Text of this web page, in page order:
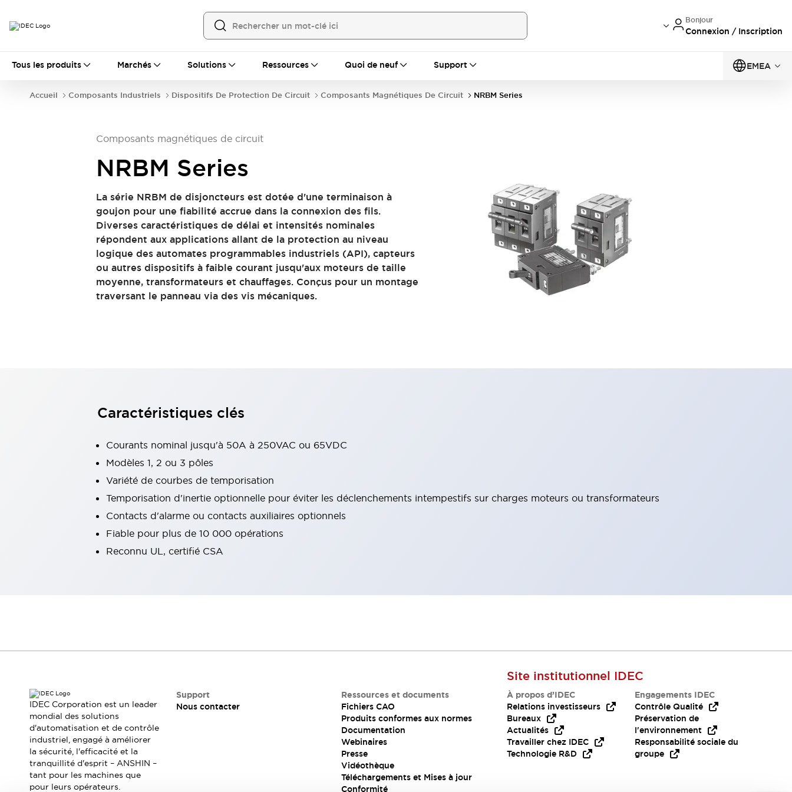
Bonjour
Connexion / Inscription
Tous les produits Marchés Solutions Ressources Quoi de neuf Support EMEA
Tous les produits
Automatisation
Équipements Ethernet industriels
Alimentations électriques
Dispositifs de connexion
Dispositifs de protection de circuit
Auto-identificationTout explorer
Interrupteurs et voyants
Interrupteurs et boutons-poussoirs
Tout explorer
Sécurité et protection antidéflagrante
Composants de sécurité
Mesures de sécurité simples pour les robots mobiles
Sécurité intelligente pour les angles mortsTout explorer
Alimentation à découpage intelligente
Équipements compacts
Interrupteurs de sécurité intelligents
Commandes d’assentiment à 3 positions
Systèmes de traçabilité
Tout explorer
Solutions
AGVs/AMRs
Ergonomie et Sécurité
Solutions sans panneau
Authentication RFID
Solutions de sécurité
Concept de sécurité IDEC
Accueil Composants Industriels Dispositifs De Protection De Circuit Composants Magnétiques De Circuit NRBM Series
Composants magnétiques de circuit
NRBM Series
La série NRBM de disjoncteurs est dotée d'une terminaison à
goujon pour une fiabilité accrue dans la connexion des fils.
Diverses caractéristiques de délai et intensités nominales
répondent aux applications allant de la protection au niveau
logique des automates programmables industriels (API), capteurs
ou autres dispositifs à faible courant jusqu'aux moteurs de taille
moyenne, transformateurs et chauffages. Conçus pour un montage
traversant le panneau via des vis mécaniques.
Caractéristiques clés
Courants nominal jusqu'à 50A à 250VAC ou 65VDC
Modèles 1, 2 ou 3 pôles
Variété de courbes de temporisation
Temporisation d'inertie optionnelle pour éviter les déclenchements intempestifs sur charges moteurs ou transformateurs
Contacts d'alarme ou contacts auxiliaires optionnels
Fiable pour plus de 10 000 opérations
Reconnu UL, certifié CSA
IDEC Corporation est un leader
mondial des solutions
d'automatisation et de contrôle
industriel, engagé à améliorer
la sécurité, l'efficacité et la
tranquillité d'esprit – ANSHIN –
tant pour les machines que
pour leurs opérateurs.
Support
Nous contacter
Ressources et documents
Fichiers CAO
Produits conformes aux normes
Documentation
Webinaires
Presse
Vidéothèque
Téléchargements et Mises à jour
Conformité
Site institutionnel IDEC
À propos d’IDEC
Relations investisseurs
Bureaux
Actualités
Travailler chez IDEC
Technologie R&D
Engagements IDEC
Contrôle Qualité
Préservation de
l'environnement
Responsabilité sociale du
groupe